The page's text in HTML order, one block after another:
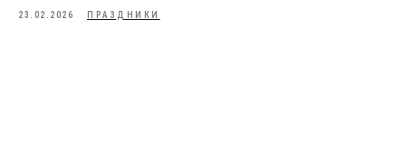
23.02.2026 ПРАЗДНИКИ